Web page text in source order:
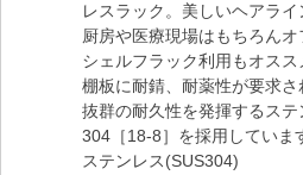
レスラック。美しいヘアラ
厨房や医療現場はもちろん
シェルフラック利用もオスス
棚板に耐錆、耐薬性が要求さ
抜群の耐久性を発揮するステ
304［18-8］を採用していま
ステンレス(SUS304)